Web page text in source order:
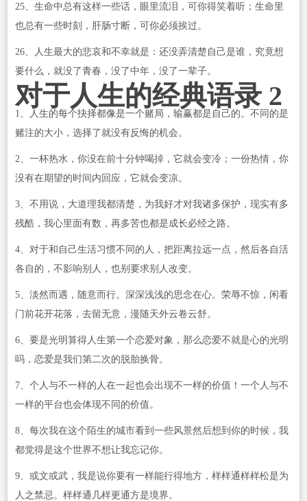
25、生命中总有这样一些话，眼里流泪，可你得笑着听；生命里
也总有一些时刻，肝肠寸断，可你必须挨过。
26、人生最大的悲哀和不幸就是：还没弄清楚自己是谁，究竟想
要什么，就没了青春，没了中年，没了一辈子。
对于人生的经典语录 2
1、人生的每个抉择都像是一个赌局，输赢都是自己的。不同的是
赌注的大小，选择了就没有反悔的机会。
2、一杯热水，你没在前十分钟喝掉，它就会变冷；一份热情，你
没有在期望的时间内回应，它就会变凉。
3、不用说，大道理我都清楚，为我好才对我诸多保护，现实有多
残酷，我心里面有数，再多苦也都是成长必经之路。
4、对于和自己生活习惯不同的人，把距离拉远一点，然后各自活
各自的，不影响别人，也别要求别人改变。
5、淡然而遇，随意而行。深深浅浅的思念在心。荣辱不惊，闲看
门前花开花落，去留无意，漫随天外云卷云舒。
6、要是光明算得人生第一个恋爱对象，那么恋爱不就是心的光明
吗，恋爱是我们第二次的脱胎换骨。
7、个人与不一样的人在一起也会出现不一样的价值！一个人与不
一样的平台也会体现不同的价值。
8、每次我在这个陌生的城市看到一些风景然后想到你的时候，我
都觉得是这个世界不想让我忘记你。
9、或文或武，我是说你要有一样能行得地方，样样通样样松是为
人之禁忌。样样通几样更通方是境界。